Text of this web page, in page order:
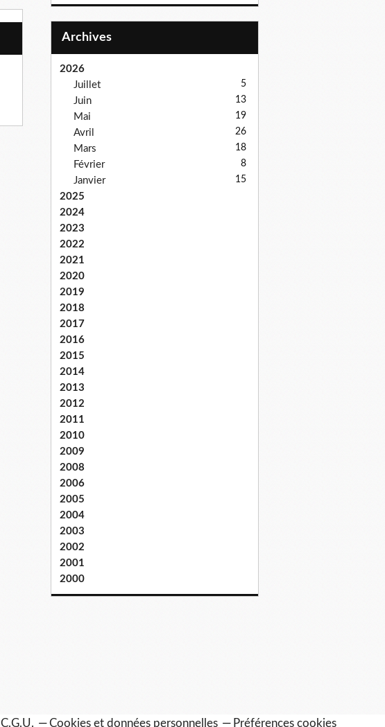
Archives
2026
Juillet
5
Juin 13
Mai 19
Avril 26
Mars 18
Février 8
Janvier 15
2025
2024
2023
2022
2021
2020
2019
2018
2017
2016
2015
2014
2013
2012
2011
2010
2009
2008
2006
2005
2004
2003
2002
2001
2000
C.G.U. Cookies et données personnelles Préférences cookies